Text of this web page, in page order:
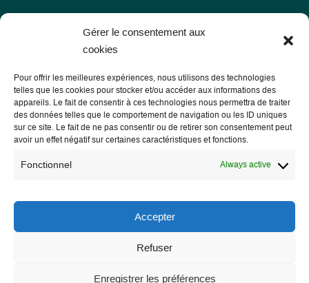
Gérer le consentement aux
cookies
Pour offrir les meilleures expériences, nous utilisons des technologies
telles que les cookies pour stocker et/ou accéder aux informations des
appareils. Le fait de consentir à ces technologies nous permettra de traiter
des données telles que le comportement de navigation ou les ID uniques
sur ce site. Le fait de ne pas consentir ou de retirer son consentement peut
avoir un effet négatif sur certaines caractéristiques et fonctions.
Fonctionnel Always active
Accepter
Refuser
Enregistrer les préférences
Les Libres Géographes
56000 Vannes
— Contact us
Privacy Policy and GDPR